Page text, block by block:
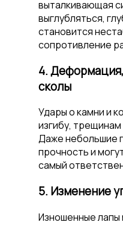
выталкивающая
выглубляться,
становится
сопротивление
4.
сколы
Удары о камни и
изгибу,
Даже небольшие
прочность и
самый
5. Изменение
Изношенные лапы